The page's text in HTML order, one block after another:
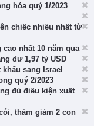
hóa quý 1/2023
chiếc nhiều nhất từ
nhất 10 năm qua
dư 1,97 tỷ USD
sang Israel
quý 2/2023
đủ điều kiện xuất
thảm giảm 2 con